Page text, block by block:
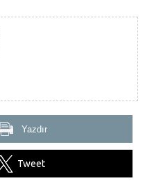
Yazdır
Tweet